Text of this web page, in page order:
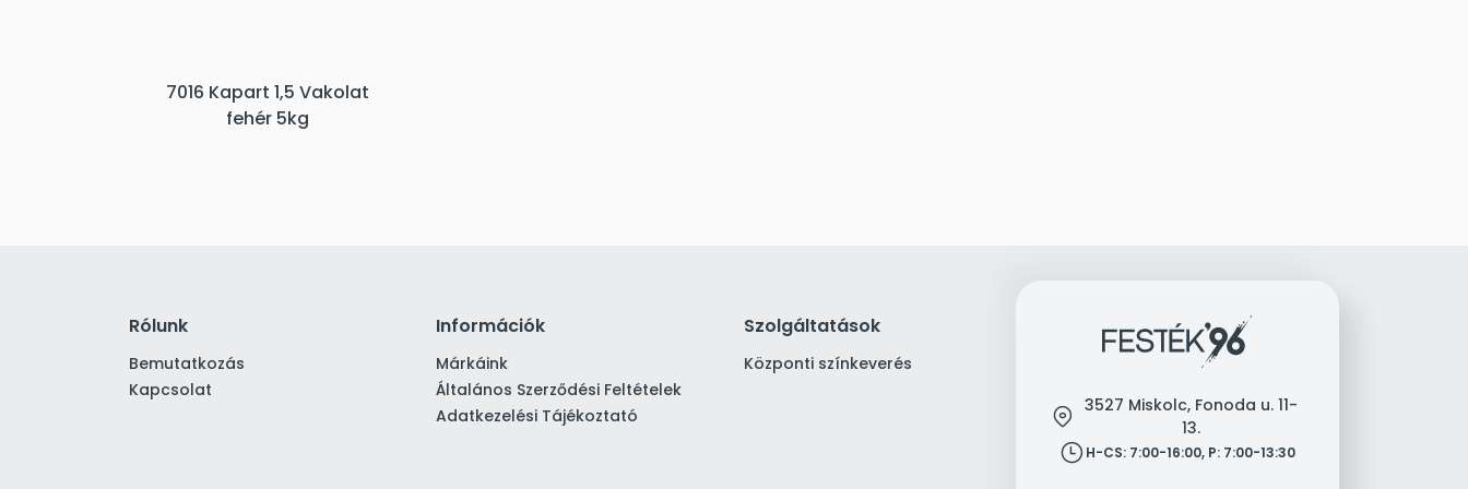
7016 Kapart 1,5 Vakolat
fehér 5kg
Rólunk
Bemutatkozás
Kapcsolat
Információk
Márkáink
Általános Szerződési Feltételek
Adatkezelési Tájékoztató
Szolgáltatások
Központi színkeverés
location 3527 Miskolc, Fonoda u. 11-
13.
clock H-CS: 7:00-16:00, P: 7:00-13:30